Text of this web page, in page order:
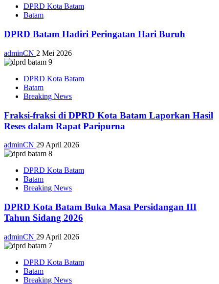
DPRD Kota Batam
Batam
DPRD Batam Hadiri Peringatan Hari Buruh
adminCN 2 Mei 2026
DPRD Kota Batam
Batam
Breaking News
Fraksi-fraksi di DPRD Kota Batam Laporkan Hasil
Reses dalam Rapat Paripurna
adminCN 29 April 2026
DPRD Kota Batam
Batam
Breaking News
DPRD Kota Batam Buka Masa Persidangan III
Tahun Sidang 2026
adminCN 29 April 2026
DPRD Kota Batam
Batam
Breaking News